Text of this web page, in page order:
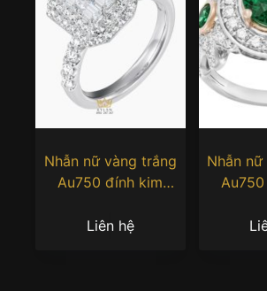
Nhẫn nữ vàng trắng
Au750 đính kim
Liên hệ
Nhẫn